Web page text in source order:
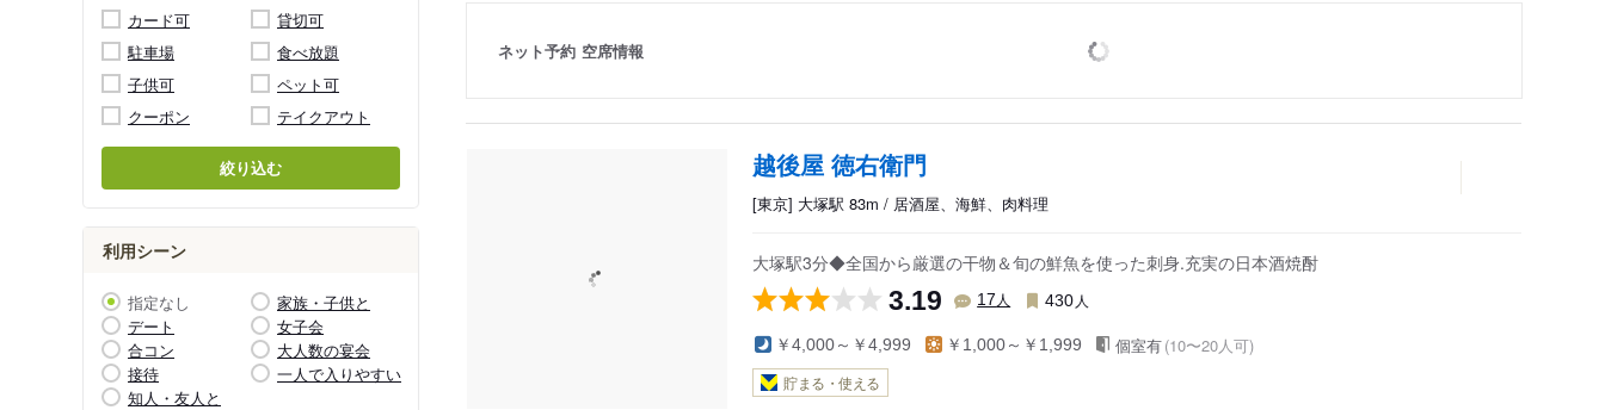
カード可
貸切可
駐車場
食べ放題
子供可
ペット可
クーポン
テイクアウト
絞り込む
利用シーン
指定なし
家族・子供と
デート
女子会
合コン
大人数の宴会
接待
一人で入りやすい
知人・友人と
ネット予約 空席情報
越後屋 徳右衛門
[東京] 大塚駅 83m / 居酒屋、海鮮、肉料理
大塚駅3分◆全国から厳選の干物＆旬の鮮魚を使った刺身.充実の日本酒焼酎
3.19 17 人 430 人
￥4,000～￥4,999 ￥1,000～￥1,999 個室有(10〜20人可)
貯まる・使える